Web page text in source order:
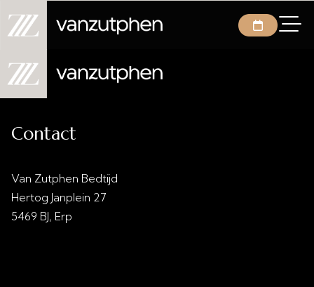
Contact
Van Zutphen Bedtijd
Hertog Janplein 27
5469 BJ, Erp